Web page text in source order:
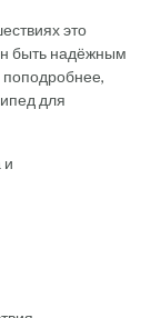
это
быть надёжным
для